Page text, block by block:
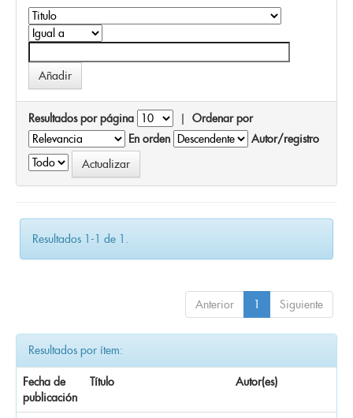
Resultados por página | Ordenar por
En orden
Autor/registro
Resultados 1-1 de 1.
Anterior 1 Siguiente
Resultados por ítem:
Fecha de
publicación
Título Autor(es)